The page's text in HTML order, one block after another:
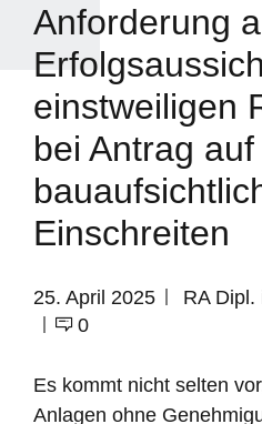
Anforderung
einstweiligen
bei Antrag auf
Einschreiten
25. April 2025
RA Dipl.
0
Es kommt nicht selten
Anlagen ohne